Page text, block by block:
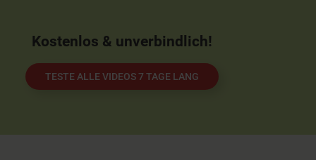
Kostenlos & unverbindlich!
TESTE ALLE VIDEOS 7 TAGE LANG